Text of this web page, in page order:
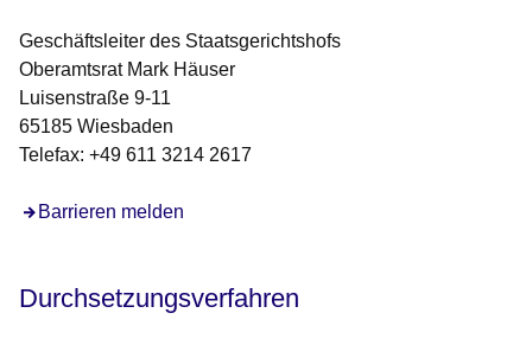
Geschäftsleiter des Staatsgerichtshofs
Oberamtsrat Mark Häuser
Luisenstraße 9-11
65185 Wiesbaden
Telefax: +49 611 3214 2617
Barrieren melden
Durchsetzungsverfahren